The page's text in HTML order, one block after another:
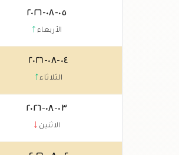
٠٥-٠٨-٢٠٢٦
الأربعاء ↑
٠٤-٠٨-٢٠٢٦
الثلاثاء↑
٠٣-٠٨-٢٠٢٦
الاثنين ↓